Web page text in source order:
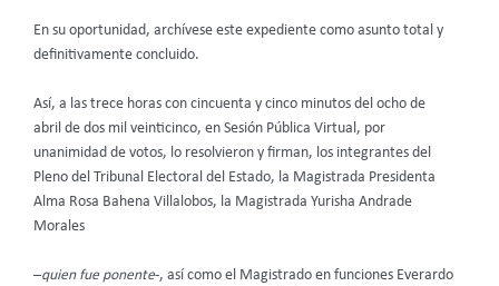
En su oportunidad, archívese este expediente como asunto total y
definitivamente concluido.
Así, a las trece horas con cincuenta y cinco minutos del ocho de
abril de dos mil veinticinco, en Sesión Pública Virtual, por
unanimidad de votos, lo resolvieron y firman, los integrantes del
Pleno del Tribunal Electoral del Estado, la Magistrada Presidenta
Alma Rosa Bahena Villalobos, la Magistrada Yurisha Andrade
Morales
–quien fue ponente-, así como el Magistrado en funciones Everardo